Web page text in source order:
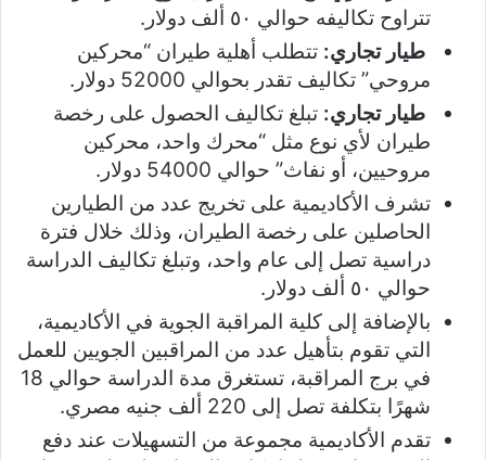
تتراوح تكاليفه حوالي ٥٠ ألف دولار.
طيار تجاري: تتطلب أهلية طيران “محركين
مروحي” تكاليف تقدر بحوالي 52000 دولار.
طيار تجاري: تبلغ تكاليف الحصول على رخصة
طيران لأي نوع مثل “محرك واحد، محركين
مروحيين، أو نفاث” حوالي 54000 دولار.
تشرف الأكاديمية على تخريج عدد من الطيارين
الحاصلين على رخصة الطيران، وذلك خلال فترة
دراسية تصل إلى عام واحد، وتبلغ تكاليف الدراسة
حوالي ٥٠ ألف دولار.
بالإضافة إلى كلية المراقبة الجوية في الأكاديمية،
التي تقوم بتأهيل عدد من المراقبين الجويين للعمل
في برج المراقبة، تستغرق مدة الدراسة حوالي 18
شهرًا بتكلفة تصل إلى 220 ألف جنيه مصري.
تقدم الأكاديمية مجموعة من التسهيلات عند دفع